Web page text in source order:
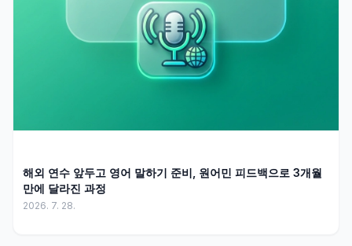
해외 연수 앞두고 영어 말하기 준비, 원어민 피드백으로 3개월
만에 달라진 과정
2026. 7. 28.